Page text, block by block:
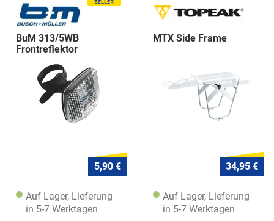
BuM 313/5WB
Frontreflektor
5,90 €
Auf Lager, Lieferung
in 5-7 Werktagen
MTX Side Frame
34,95 €
Auf Lager, Lieferung
in 5-7 Werktagen